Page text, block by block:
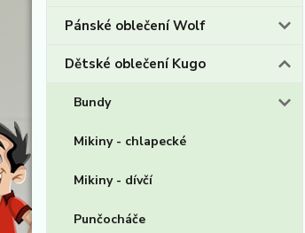
Pánské oblečení Wolf
Dětské oblečení Kugo
Bundy
Mikiny - chlapecké
Mikiny - dívčí
Punčocháče